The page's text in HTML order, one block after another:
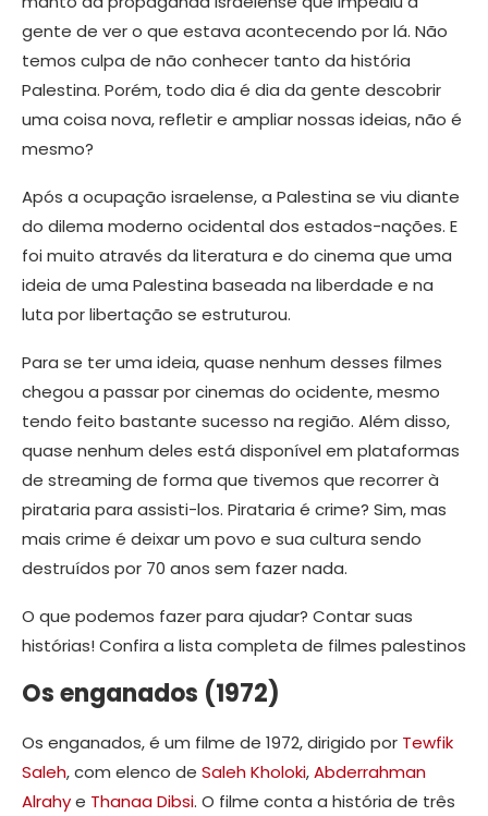
gente de ver o que estava acontecendo por lá. Não
temos culpa de não conhecer tanto da história
Palestina. Porém, todo dia é dia da gente descobrir
uma coisa nova, refletir e ampliar nossas ideias, não é
mesmo?
Após a ocupação israelense, a Palestina se viu diante
do dilema moderno ocidental dos estados-nações. E
foi muito através da literatura e do cinema que uma
ideia de uma Palestina baseada na liberdade e na
luta por libertação se estruturou.
Para se ter uma ideia, quase nenhum desses filmes
chegou a passar por cinemas do ocidente, mesmo
tendo feito bastante sucesso na região. Além disso,
quase nenhum deles está disponível em plataformas
de streaming de forma que tivemos que recorrer à
pirataria para assisti-los. Pirataria é crime? Sim, mas
mais crime é deixar um povo e sua cultura sendo
destruídos por 70 anos sem fazer nada.
O que podemos fazer para ajudar? Contar suas
histórias! Confira a lista completa de filmes palestinos
Os enganados (1972)
Os enganados, é um filme de 1972, dirigido por Tewfik
Saleh, com elenco de Saleh Kholoki,Abderrahman
Alrahye Thanaa Dibsi. O filme conta a história de três